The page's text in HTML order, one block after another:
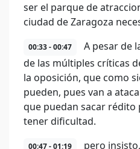
ser el parque de
ciudad de Zaragoza
00:33 - 00:47
A pesar de
de las múltiples críticas
la oposición, que como
pueden, pues van a
que puedan sacar rédito
tener dificultad.
00:47 - 01:19
pero